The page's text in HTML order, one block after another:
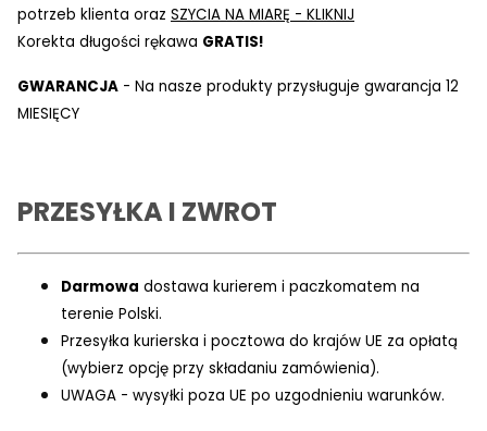
potrzeb klienta oraz SZYCIA NA MIARĘ - KLIKNIJ
Korekta długości rękawa GRATIS!
GWARANCJA - Na nasze produkty przysługuje gwarancja 12
MIESIĘCY
PRZESYŁKA I ZWROT
Darmowa dostawa kurierem i paczkomatem na
terenie Polski.
Przesyłka kurierska i pocztowa do krajów UE za opłatą
(wybierz opcję przy składaniu zamówienia).
UWAGA - wysyłki poza UE po uzgodnieniu warunków.